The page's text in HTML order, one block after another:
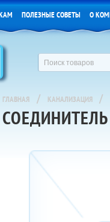
ПОЛЕЗНЫЕ СОВЕТЫ О
ГЛАВНАЯ / КАНАЛИЗАЦИЯ /